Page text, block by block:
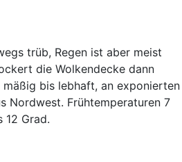
trüb, Regen ist aber meist
die Wolkendecke dann
bis lebhaft, an exponierten
Nordwest. Frühtemperaturen 7
12 Grad.